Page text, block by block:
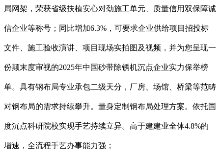
局网架，荣获省级扶植安心对劲施工单元、质量信用双保障诚
信企业等称号；同比增加6.3%，可要求企业供给项目招投标
文件、施工验收演讲、项目现场实拍图及视频，并为您呈现一
份颠末度审视的2025年中国砂带除锈机沉点企业实力保举榜
单。具有钢布局专业承包二级天分，厂房、场馆、桥梁等范畴
对钢布局的需求持续攀升。量身定制钢布局处理方案。依托国
度沉点科研院校实现手艺持续立异。高于建建业全体4.8%的
增速，全流程手艺办事能力强；